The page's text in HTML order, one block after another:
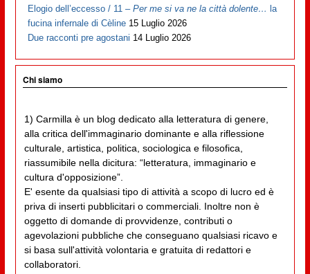
Elogio dell’eccesso / 11 –Per me si va ne la città dolente… la
fucina infernale di Cèline 15 Luglio 2026
Due racconti pre agostani 14 Luglio 2026
Chi siamo
1) Carmilla è un blog dedicato alla letteratura di genere,
alla critica dell'immaginario dominante e alla riflessione
culturale, artistica, politica, sociologica e filosofica,
riassumibile nella dicitura: “letteratura, immaginario e
cultura d'opposizione”.
E' esente da qualsiasi tipo di attività a scopo di lucro ed è
priva di inserti pubblicitari o commerciali. Inoltre non è
oggetto di domande di provvidenze, contributi o
agevolazioni pubbliche che conseguano qualsiasi ricavo e
si basa sull'attività volontaria e gratuita di redattori e
collaboratori.